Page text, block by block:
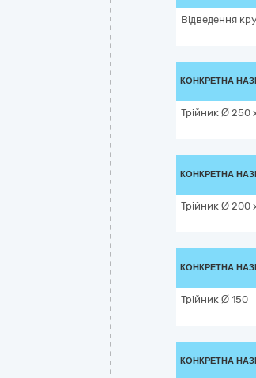
Відведення
КОНКРЕТНА
Трійник Ø 250
КОНКРЕТНА
Трійник Ø 200
КОНКРЕТНА
Трійник Ø 150
КОНКРЕТНА